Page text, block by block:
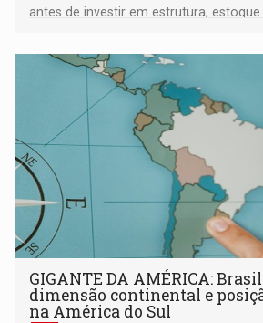
antes de investir em estrutura, estoque
GIGANTE DA AMÉRICA:
dimensão continental e
na América do Sul